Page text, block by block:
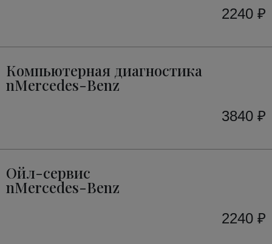
2240 ₽
Компьютерная диагностика
nMercedes-Benz
3840 ₽
Ойл-сервис
nMercedes-Benz
2240 ₽